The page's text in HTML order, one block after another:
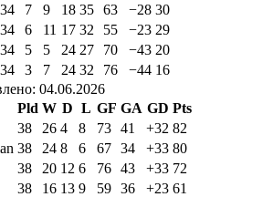
34 7 9 18 35 63 −28 30
34 6 11 17 32 55 −23 29
34 5 5 24 27 70 −43 20
34 3 7 24 32 76 −44 16
04.06.2026
Pld W D L GF GA GD Pts
38 26 4 8 73 41 +32 82
38 24 8 6 67 34 +33 80
38 20 12 6 76 43 +33 72
38 16 13 9 59 36 +23 61